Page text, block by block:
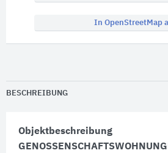
In OpenStreetMap
BESCHREIBUNG
Objektbeschreibung